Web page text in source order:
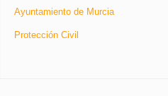
Ayuntamiento de Murcia
Protección Civil